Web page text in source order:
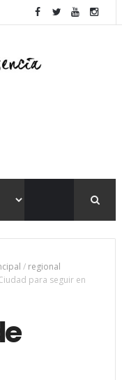
/ regional
para seguir en